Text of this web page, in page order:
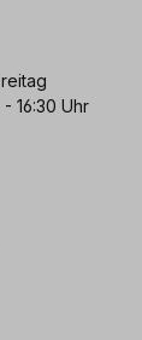
16:30 Uhr